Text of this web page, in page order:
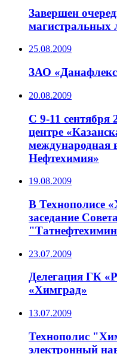
Завершен
магистральных
25.08.2009
ЗАО
20.08.2009
С 9-11 сентября
центре
международная
Нефтехимия»
19.08.2009
В Технополисе
заседание
23.07.2009
Делегация ГК
«Химград»
13.07.2009
Технополис
электронный